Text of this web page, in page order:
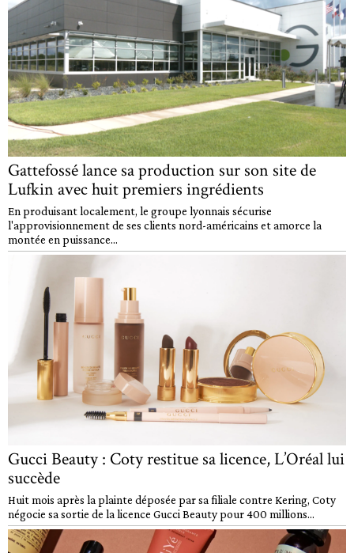
Gattefossé lance sa production sur son site de
Lufkin avec huit premiers ingrédients
En produisant localement, le groupe lyonnais sécurise
l'approvisionnement de ses clients nord-américains et amorce la
montée en puissance...
Gucci Beauty : Coty restitue sa licence, L’Oréal lui
succède
Huit mois après la plainte déposée par sa filiale contre Kering, Coty
négocie sa sortie de la licence Gucci Beauty pour 400 millions...